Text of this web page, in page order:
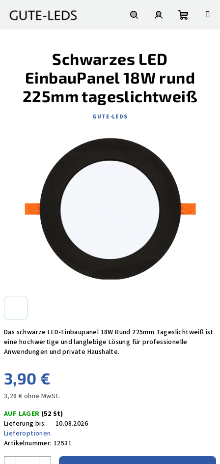
Inhalt
Das schwarze LED-Einbaupanel 18W Rund 225mm Tageslichtweiß ist
eine hochwertige und langlebige Lösung für professionelle
Anwendungen und private Haushalte.
3,90 €
3,28 € ohne MwSt.
AUF LAGER (52 St)
Lieferung bis:
10.08.2026
Lieferoptionen
Artikelnummer: 12531
Schwarzes LED
EinbauPanel 18W rund
225mm tageslichtweiß
GUTE-LEDS